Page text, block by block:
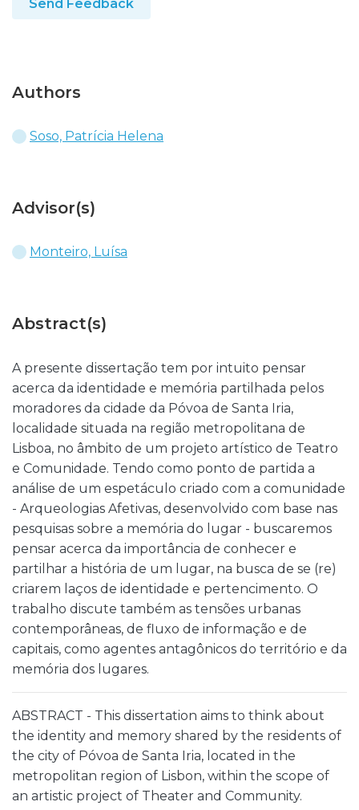
Send Feedback
Authors
Soso, Patrícia Helena
Advisor(s)
Monteiro, Luísa
Abstract(s)
A presente dissertação tem por intuito pensar
acerca da identidade e memória partilhada pelos
moradores da cidade da Póvoa de Santa Iria,
localidade situada na região metropolitana de
Lisboa, no âmbito de um projeto artístico de Teatro
e Comunidade. Tendo como ponto de partida a
análise de um espetáculo criado com a comunidade
- Arqueologias Afetivas, desenvolvido com base nas
pesquisas sobre a memória do lugar - buscaremos
pensar acerca da importância de conhecer e
partilhar a história de um lugar, na busca de se (re)
criarem laços de identidade e pertencimento. O
trabalho discute também as tensões urbanas
contemporâneas, de fluxo de informação e de
capitais, como agentes antagônicos do território e da
memória dos lugares.
ABSTRACT - This dissertation aims to think about
the identity and memory shared by the residents of
the city of Póvoa de Santa Iria, located in the
metropolitan region of Lisbon, within the scope of
an artistic project of Theater and Community.